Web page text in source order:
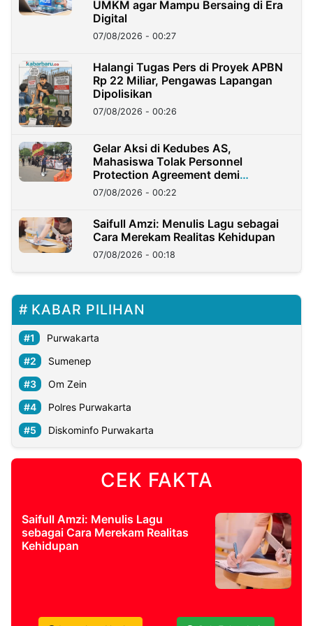
UMKM agar Mampu Bersaing di Era
Digital
07/08/2026 - 00:27
Halangi Tugas Pers di Proyek APBN
Rp 22 Miliar, Pengawas Lapangan
Dipolisikan
07/08/2026 - 00:26
Gelar Aksi di Kedubes AS,
Mahasiswa Tolak Personnel
Protection Agreement demi
Kedaulatan Negara
07/08/2026 - 00:22
Saifull Amzi: Menulis Lagu sebagai
Cara Merekam Realitas Kehidupan
07/08/2026 - 00:18
KABAR PILIHAN
Purwakarta
Sumenep
Om Zein
Polres Purwakarta
Diskominfo Purwakarta
CEK FAKTA
Saifull Amzi: Menulis Lagu
sebagai Cara Merekam Realitas
Kehidupan